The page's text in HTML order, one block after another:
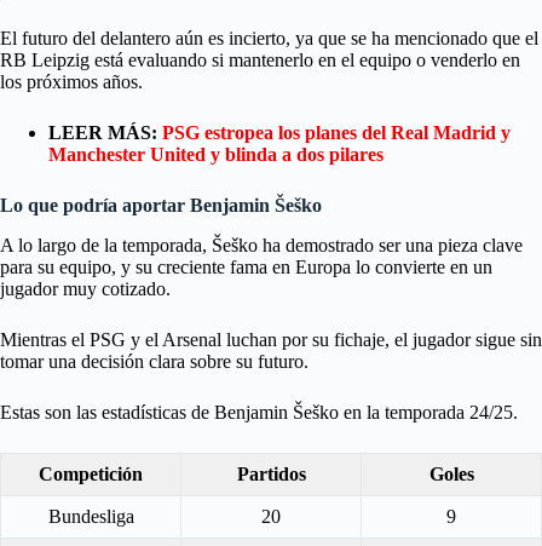
El futuro del delantero aún es incierto, ya que se ha mencionado que el
RB Leipzig está evaluando si mantenerlo en el equipo o venderlo en
los próximos años.
LEER MÁS: PSG estropea los planes del Real Madrid y
Manchester United y blinda a dos pilares
Lo que podría aportar Benjamin Šeško
A lo largo de la temporada, Šeško ha demostrado ser una pieza clave
para su equipo, y su creciente fama en Europa lo convierte en un
jugador muy cotizado.
Mientras el PSG y el Arsenal luchan por su fichaje, el jugador sigue sin
tomar una decisión clara sobre su futuro.
Estas son las estadísticas de Benjamin Šeško en la temporada 24/25.
Competición Partidos Goles
Bundesliga 20 9